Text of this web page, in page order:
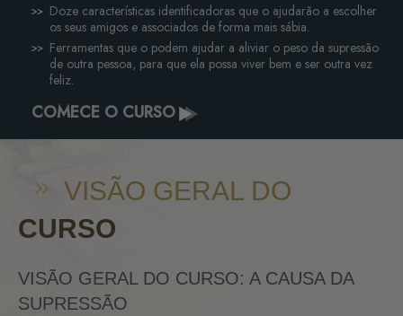
Doze características identificadoras que o ajudarão a escolher
os seus amigos e associados de forma mais sábia.
Ferramentas que o podem ajudar a aliviar o peso da supressão
de outra pessoa, para que ela possa viver bem e ser outra vez
feliz.
COMECE O CURSO
VISÃO GERAL DO
CURSO
VISÃO GERAL DO CURSO: A CAUSA DA
SUPRESSÃO